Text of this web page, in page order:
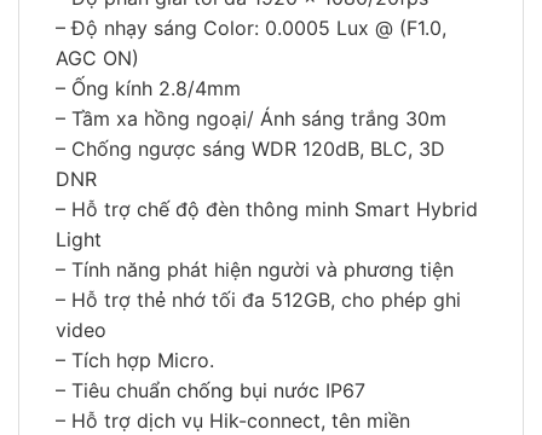
– Độ nhạy sáng Color: 0.0005 Lux @ (F1.0,
AGC ON)
– Ống kính 2.8/4mm
– Tầm xa hồng ngoại/ Ánh sáng trắng 30m
– Chống ngược sáng WDR 120dB, BLC, 3D
DNR
– Hỗ trợ chế độ đèn thông minh Smart Hybrid
Light
– Tính năng phát hiện người và phương tiện
– Hỗ trợ thẻ nhớ tối đa 512GB, cho phép ghi
video
– Tích hợp Micro.
– Tiêu chuẩn chống bụi nước IP67
– Hỗ trợ dịch vụ Hik-connect, tên miền